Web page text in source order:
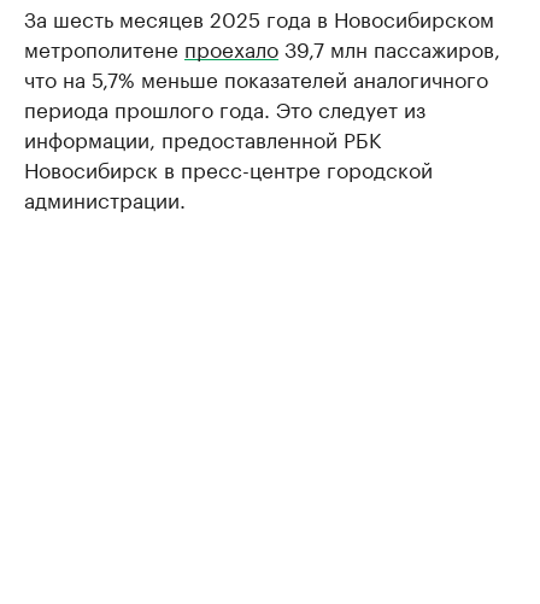
За шесть месяцев 2025 года в Новосибирском
метрополитене проехало39,7 млн пассажиров,
что на 5,7% меньше показателей аналогичного
периода прошлого года. Это следует из
информации, предоставленной РБК
Новосибирск в пресс-центре городской
администрации.